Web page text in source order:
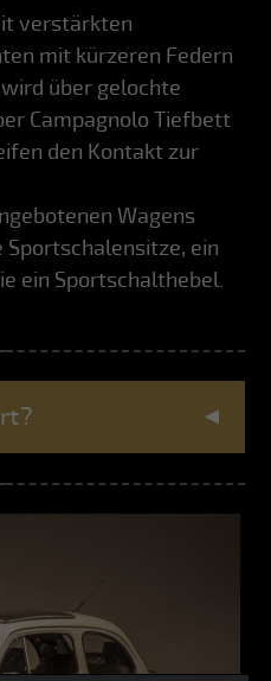
verstärkten
mit kürzeren Federn
über gelochte
Campagnolo Tiefbett
den Kontakt zur
Wagens
ein
ein Sportschalthebel.